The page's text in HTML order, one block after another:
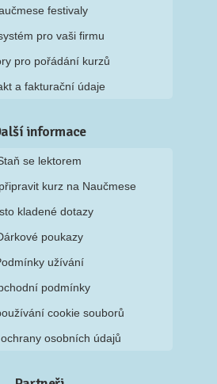
festivaly
pro vaši firmu
pro pořádání kurzů
a fakturační údaje
informace
se lektorem
kurz na Naučmese
kladené dotazy
poukazy
užívání
podmínky
cookie souborů
osobních údajů